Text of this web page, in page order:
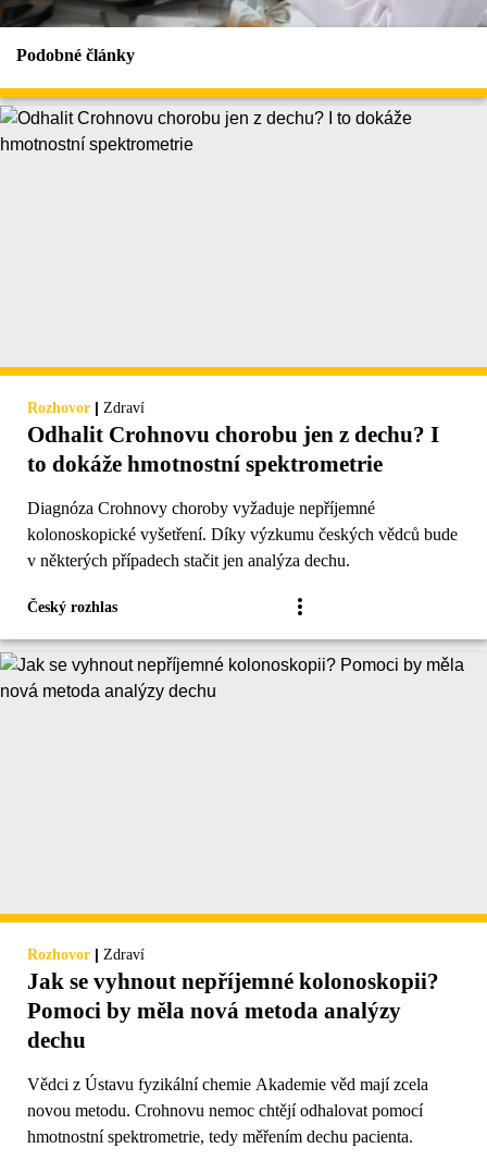
Podobné články
Rozhovor | Zdraví
Odhalit Crohnovu chorobu jen z dechu? I
to dokáže hmotnostní spektrometrie
Diagnóza Crohnovy choroby vyžaduje nepříjemné
kolonoskopické vyšetření. Díky výzkumu českých vědců bude
v některých případech stačit jen analýza dechu.
Český rozhlas
Rozhovor | Zdraví
Jak se vyhnout nepříjemné kolonoskopii?
Pomoci by měla nová metoda analýzy
dechu
Vědci z Ústavu fyzikální chemie Akademie věd mají zcela
novou metodu. Crohnovu nemoc chtějí odhalovat pomocí
hmotnostní spektrometrie, tedy měřením dechu pacienta.